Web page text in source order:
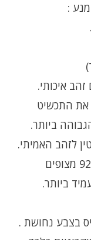
:
איכותי.
ביותר.
לזהב האמיתי.
בצבע נחושת .